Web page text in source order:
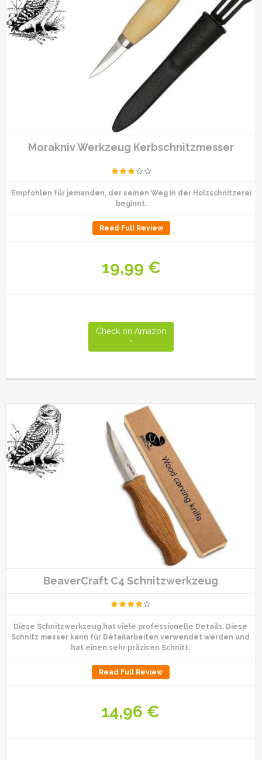
Morakniv Werkzeug Kerbschnitzmesser
Empfohlen für jemanden, der seinen Weg in der Holzschnitzerei
beginnt.
Read Full Review
19,99 €
Check on Amazon
BeaverCraft C4 Schnitzwerkzeug
Diese Schnitzwerkzeug hat viele professionelle Details. Diese
Schnitz messer kann für Detailarbeiten verwendet werden und
hat einen sehr präzisen Schnitt.
Read Full Review
14,96 €